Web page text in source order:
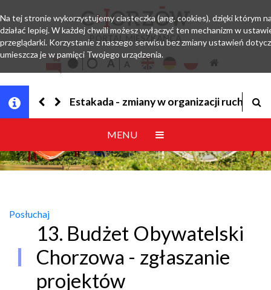
PORTAL MIESZKAŃCA
Jesteśmy w EZD
MENU
Posłuchaj
13. Budżet Obywatelski
Chorzowa - zgłaszanie
projektów
Na tej stronie wykorzystujemy ciasteczka (ang. cookies), dzięki którym
działać lepiej. W każdej chwili możesz wyłączyć ten mechanizm w
przeglądarki. Korzystanie z naszego serwisu bez zmiany ustawień
umieszcza je w pamięci Twojego urządzenia.